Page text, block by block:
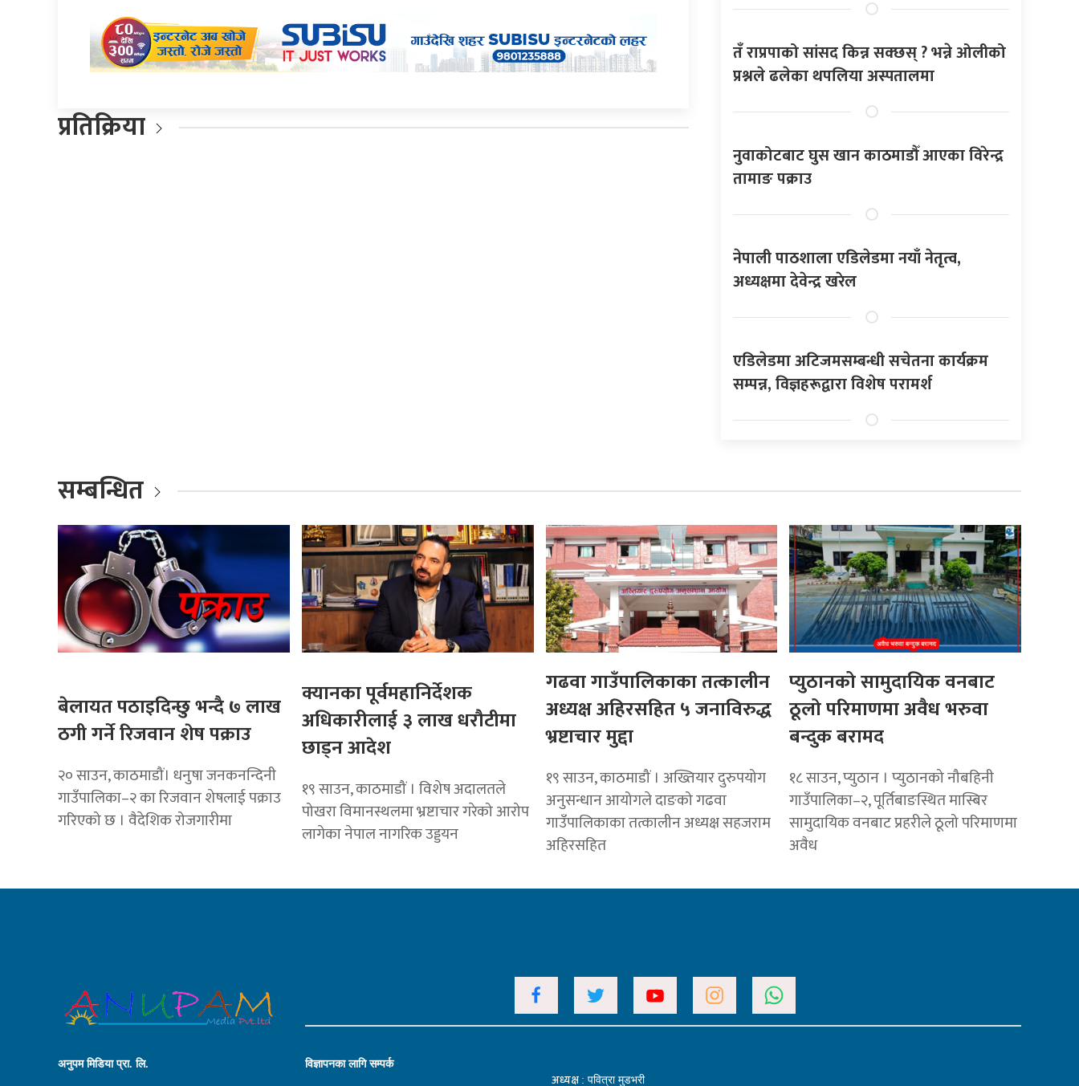
प्रतिक्रिया
तँ राप्रपाको सांसद किन्न सक्छस् ? भन्ने ओलीको
प्रश्नले ढलेका थपलिया अस्पतालमा
नुवाकोटबाट घुस खान काठमाडौँ आएका विरेन्द्र
तामाङ पक्राउ
नेपाली पाठशाला एडिलेडमा नयाँ नेतृत्व,
अध्यक्षमा देवेन्द्र खरेल
एडिलेडमा अटिजमसम्बन्धी सचेतना कार्यक्रम
सम्पन्न, विज्ञहरूद्वारा विशेष परामर्श
सम्बन्धित
बेलायत पठाइदिन्छु भन्दै ७ लाख
ठगी गर्ने रिजवान शेष पक्राउ
२० साउन, काठमाडौं। धनुषा जनकनन्दिनी
गाउँपालिका–२ का रिजवान शेषलाई पक्राउ
गरिएको छ । वैदेशिक रोजगारीमा
क्यानका पूर्वमहानिर्देशक
अधिकारीलाई ३ लाख धरौटीमा
छाड्न आदेश
१९ साउन, काठमाडौं । विशेष अदालतले
पोखरा विमानस्थलमा भ्रष्टाचार गरेको आरोप
लागेका नेपाल नागरिक उड्डयन
गढवा गाउँपालिकाका तत्कालीन
अध्यक्ष अहिरसहित ५ जनाविरुद्ध
भ्रष्टाचार मुद्दा
१९ साउन, काठमाडौं । अख्तियार दुरुपयोग
अनुसन्धान आयोगले दाङको गढवा
गाउँपालिकाका तत्कालीन अध्यक्ष सहजराम
अहिरसहित
प्युठानको सामुदायिक वनबाट
ठूलो परिमाणमा अवैध भरुवा
बन्दुक बरामद
१८ साउन, प्युठान । प्युठानको नौबहिनी
गाउँपालिका–२, पूर्तिबाङस्थित मास्बिर
सामुदायिक वनबाट प्रहरीले ठूलो परिमाणमा
अवैध
अनुपम मिडिया प्रा. लि. विज्ञापनका लागि सम्पर्क
अध्यक्ष : पवित्रा मुडभरी